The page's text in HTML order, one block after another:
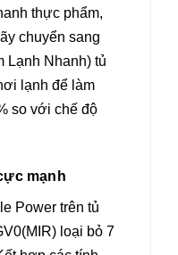
thực phẩm,
chuyển sang
Lạnh Nhanh) tủ
lạnh để làm
so với chế độ
mạnh
Power trên tủ
loại bỏ 7